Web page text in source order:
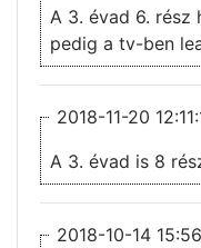
A 3. évad 6. rész
pedig a tv-ben
2018-11-20
A 3. évad is 8
2018-10-14